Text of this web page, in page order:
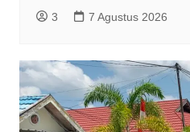
3 7 Agustus 2026